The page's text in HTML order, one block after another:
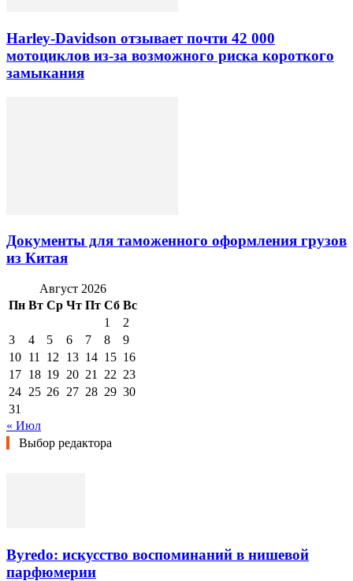
Harley-Davidson отзывает почти 42 000
мотоциклов из-за возможного риска короткого
замыкания
Документы для таможенного оформления грузов
из Китая
Август 2026
Пн Вт Ср Чт Пт Сб Вс
1
2
3
4 5 6 7 8
9
10 11 12 13 14 15 16
17 18 19 20 21 22 23
24 25 26 27 28 29 30
31
« Июл
Выбор редактора
Byredo: искусство воспоминаний в нишевой
парфюмерии